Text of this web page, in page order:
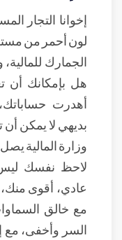
إخوانا التجار
لون أحمر من
الجمارك
هل بإمكانك أن
أهدرت
بديهي لا يمكن
وزارة المالية
لاحظ نفسك ليس
عادي، أقوى
مع خالق
السر وأخفى، مع